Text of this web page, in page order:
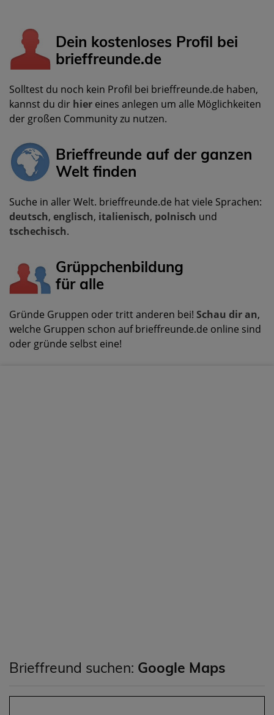
Dein kostenloses Profil bei
brieffreunde.de
Solltest du noch kein Profil bei brieffreunde.de haben,
kannst du dir hier eines anlegen um alle Möglichkeiten
der großen Community zu nutzen.
Brieffreunde auf der ganzen
Welt finden
Suche in aller Welt. brieffreunde.de hat viele Sprachen:
deutsch, englisch, italienisch, polnisch und
tschechisch.
Grüppchenbildung
für alle
Gründe Gruppen oder tritt anderen bei! Schau dir an,
welche Gruppen schon auf brieffreunde.de online sind
oder gründe selbst eine!
Brieffreund suchen: Google Maps